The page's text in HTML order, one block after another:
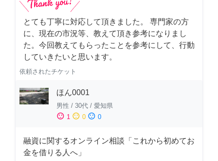
とても丁寧に対応して頂きました。 専門家の方
に、現在の市況等、教えて頂き参考になりまし
た。今回教えてもらったことを参考にして、行動
していきたいと思います。
依頼されたチケット
ほん0001
男性 / 30代 / 愛知県
sentiment_satisfied 1 sentiment_neutral 0 sentiment_dissatisfied 0
融資に関するオンライン相談「これから初めてお
金を借りる人へ」